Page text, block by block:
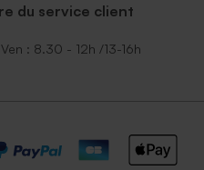
du service client
: 8.30 - 12h /13-16h